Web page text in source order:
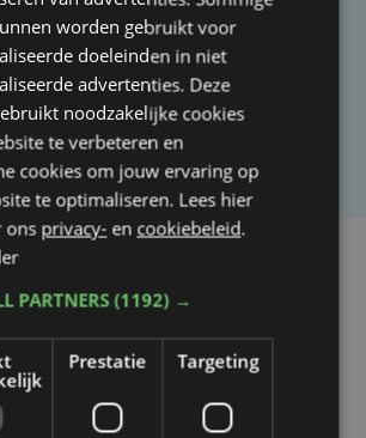
of schrijffout opgemerkt in dit
artikel?
het ons weten
Toeristen vinden de weg
worden gebruikt voor
doeleinden in niet
advertenties. Deze
noodzakelijke cookies
te verbeteren en
cookies om jouw ervaring op
te optimaliseren. Lees hier
ons privacy- en cookiebeleid.
PARTNERS(1192) →
Prestatie Targeting